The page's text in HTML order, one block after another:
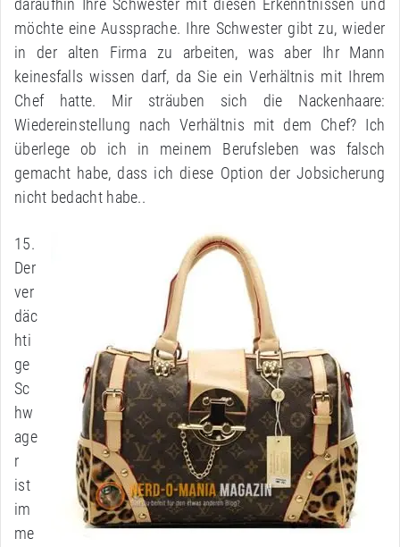
daraufhin Ihre Schwester mit diesen Erkenntnissen und
möchte eine Aussprache. Ihre Schwester gibt zu, wieder
in der alten Firma zu arbeiten, was aber Ihr Mann
keinesfalls wissen darf, da Sie ein Verhältnis mit Ihrem
Chef hatte. Mir sträuben sich die Nackenhaare:
Wiedereinstellung nach Verhältnis mit dem Chef? Ich
überlege ob ich in meinem Berufsleben was falsch
gemacht habe, dass ich diese Option der Jobsicherung
nicht bedacht habe..
15.
Der
ver
däc
hti
ge
Sc
hw
age
r
ist
im
me